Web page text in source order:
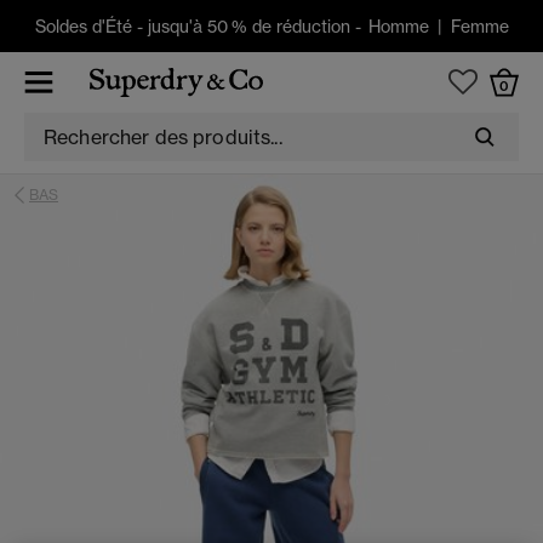
Soldes d'Été -jusqu'à 50 % de réduction - Homme| Femme
0
BAS